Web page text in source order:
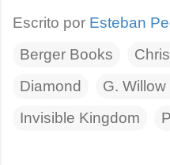
Escrito por Esteban
Berger Books
Diamond
G.
Invisible Kingdom